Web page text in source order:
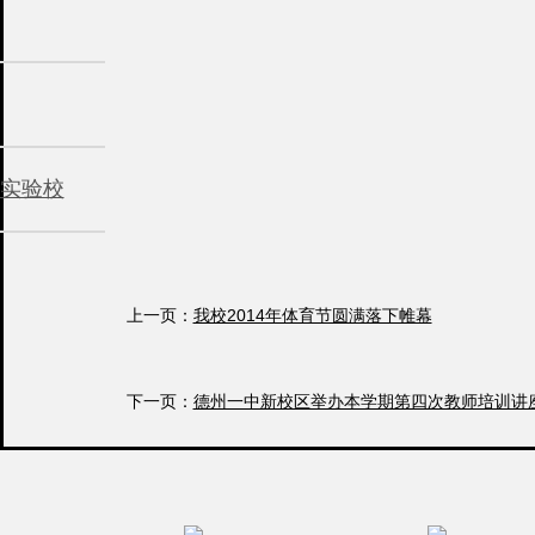
上一页： 我校2014年体育节圆满落下帷幕
下一页： 德州一中新校区举办本学期第四次教师培训讲
验校